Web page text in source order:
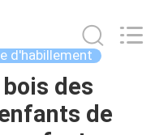
d'habillement
des
de